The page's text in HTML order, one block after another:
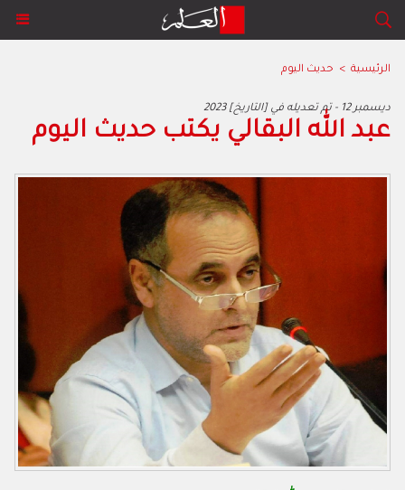
الرئيسية > حديث اليوم
2023 ديسمبر 12 - تم تعديله في [التاريخ]
عبد الله البقالي يكتب حديث اليوم